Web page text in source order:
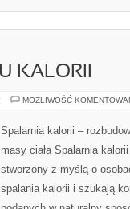
KALORII
MOŻLIWOŚĆ
Spalarnia kalorii –
masy ciała Spalarnia
stworzony z myślą o
spalania kalorii i szukają